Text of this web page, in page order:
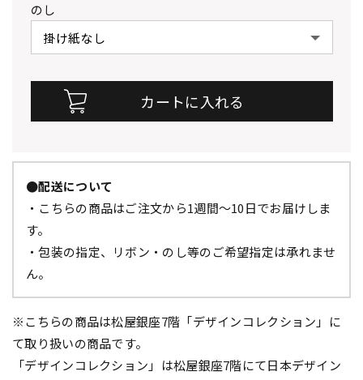
のし
●配送について
・こちらの商品はご注文から1週間～10日でお届けしま
す。
・包装の指定、リボン・のし等のご希望指定は承れませ
ん。
※こちらの商品は松屋銀座7階「デザインコレクション」に
て取り扱いの商品です。
「デザインコレクション」は松屋銀座7階にて日本デザイン